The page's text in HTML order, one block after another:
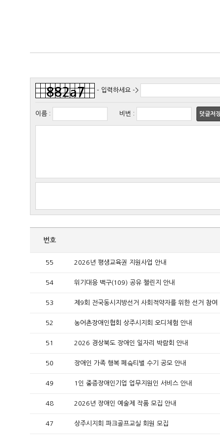
- 입력하세요 ->
이름: 비번 : 덧글저
번호
55 2026년 평생교육권 지원사업 안내
54 위기대응 백구(109) 공유 챌린지 안내
53 제9회 전국동시지방선거 사회적약자를 위한 선거 참여
52 농어촌장애인협회 상주시지회 오디체험 안내
51 2026 경상북도 장애인 일자리 박람회 안내
50 장애인 가족 행복 페슼티벌 수기 공모 안내
49 1인 중증장애인기업 업무지원인 서비스 안내
48 2026년 장애인 예술제 작품 모집 안내
47 상주시지회 파크골프교실 회원 모집